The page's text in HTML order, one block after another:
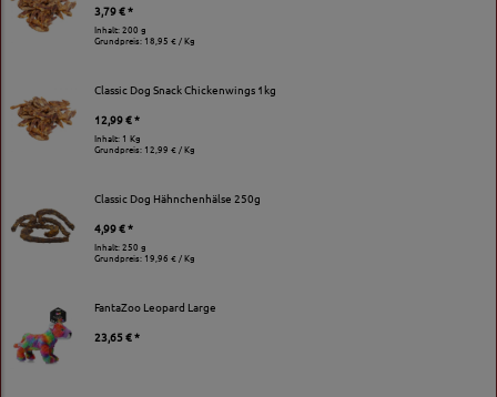
3,79 € *
Inhalt: 200 g
Grundpreis:18,95 € / Kg
Classic Dog Snack Chickenwings 1kg
12,99 € *
Inhalt: 1 Kg
Grundpreis: 12,99 € / Kg
Classic Dog Hähnchenhälse 250g
4,99 € *
Inhalt: 250 g
Grundpreis:19,96 € / Kg
FantaZoo Leopard Large
23,65 € *